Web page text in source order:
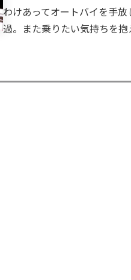
わけあってオートバイを手
過。また乗りたい気持ちを抱